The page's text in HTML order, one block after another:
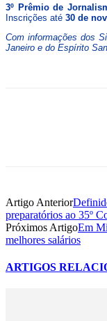
3º Prêmio de
Inscrições até 30 de
Com informações dos
Janeiro e do Espírito
Artigo Anterior
preparatórios ao 35º
Próximos ArtigoEm
melhores salários
ARTIGOS